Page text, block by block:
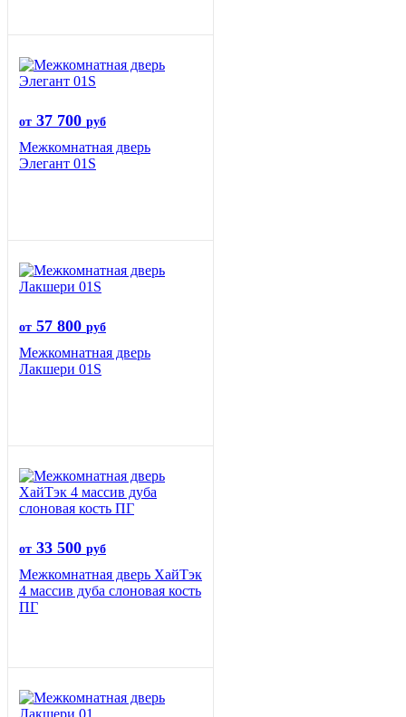
от 37 700 руб
Межкомнатная дверь
Элегант 01S
от 57 800 руб
Межкомнатная дверь
Лакшери 01S
от 33 500 руб
Межкомнатная дверь ХайТэк
4 массив дуба слоновая кость
ПГ